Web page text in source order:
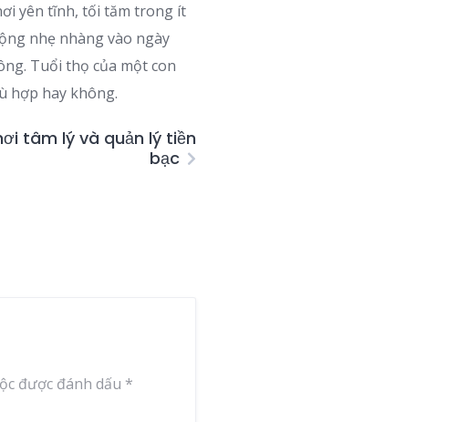
yên tĩnh, tối tăm trong ít
nhẹ nhàng vào ngày
Tuổi thọ của một con
hợp hay không.
tâm lý và quản lý tiền
bạc
được đánh dấu *